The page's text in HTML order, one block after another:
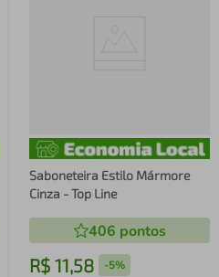
Saboneteira Estilo Mármore
Cinza - Top Line
406 pontos
R$ 11,58 -5%